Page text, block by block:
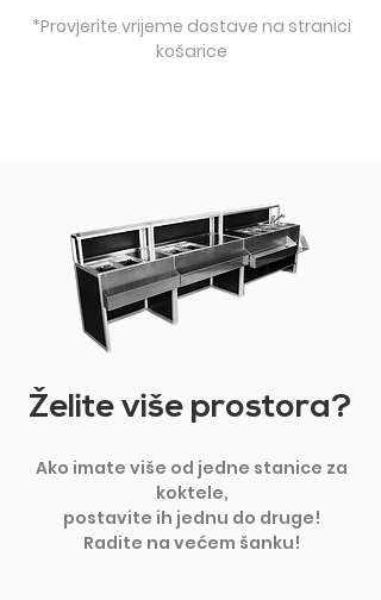
*Provjerite vrijeme dostave na stranici
košarice
Želite više prostora?
Ako imate više od jedne stanice za
koktele,
postavite ih jednu do druge!
Radite na većem šanku!